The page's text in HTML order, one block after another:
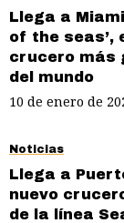
Llega a
of the seas’,
crucero más
del mundo
10 de enero de
Noticias
Llega a
nuevo
de la línea